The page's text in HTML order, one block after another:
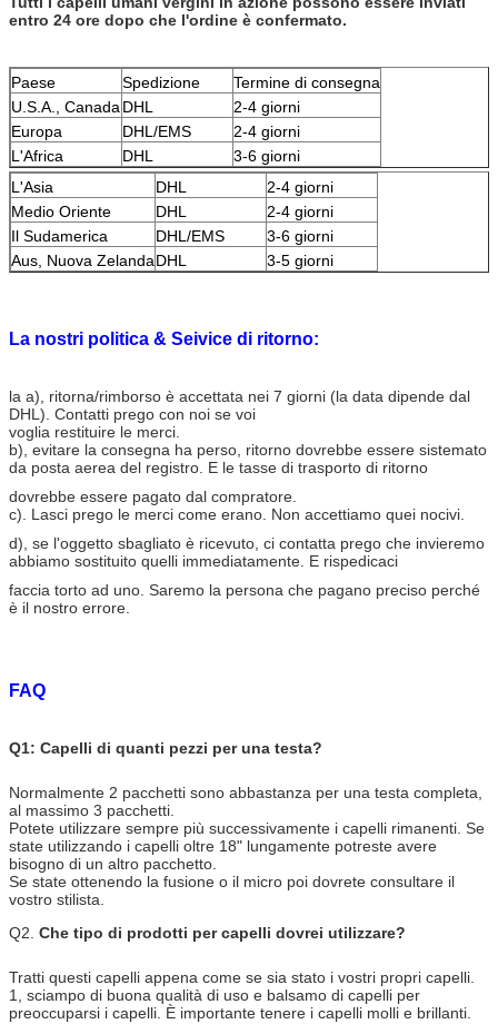
Spedizione:
DHL o UPS
Termine di
consegna:
Entro 24 ore (in azione)
7 giorni (più di 50 chilogrammi)
15-20 giorni (parrucche su misura)
Qualche cosa interessa o nuova domanda, non esita prego a
contattarci.
entro 24 ore dopo che l'ordine è confermato.
Paese Spedizione
Termine di consegna
U.S.A., Canada DHL
2-4 giorni
Europa
DHL/EMS
2-4 giorni
L'Africa
DHL
3-6 giorni
L'Asia
DHL
2-4 giorni
Medio Oriente
DHL
2-4 giorni
Il Sudamerica
DHL/EMS
3-6 giorni
Aus, Nuova ZelandaDHL 3-5 giorni
La nostri politica & Seivice di ritorno:
la a), ritorna/rimborso è accettata nei 7 giorni (la data dipende dal
DHL). Contatti prego con noi se voi
voglia restituire le merci.
b), evitare la consegna ha perso, ritorno dovrebbe essere sistemato
da posta aerea del registro. E le tasse di trasporto di ritorno
dovrebbe essere pagato dal compratore.
c). Lasci prego le merci come erano. Non accettiamo quei nocivi.
d), se l'oggetto sbagliato è ricevuto, ci contatta prego che invieremo
abbiamo sostituito quelli immediatamente. E rispedicaci
faccia torto ad uno. Saremo la persona che pagano preciso perché
è il nostro errore.
FAQ
Q1: Capelli di quanti pezzi per una testa?
Normalmente 2 pacchetti sono abbastanza per una testa completa,
al massimo 3 pacchetti.
Potete utilizzare sempre più successivamente i capelli rimanenti. Se
state utilizzando i capelli oltre 18" lungamente potreste avere
bisogno di un altro pacchetto.
Se state ottenendo la fusione o il micro poi dovrete consultare il
vostro stilista.
Q2. Che tipo di prodotti per capelli dovrei utilizzare?
Tratti questi capelli appena come se sia stato i vostri propri capelli.
1, sciampo di buona qualità di uso e balsamo di capelli per
preoccuparsi i capelli. È importante tenere i capelli molli e brillanti.